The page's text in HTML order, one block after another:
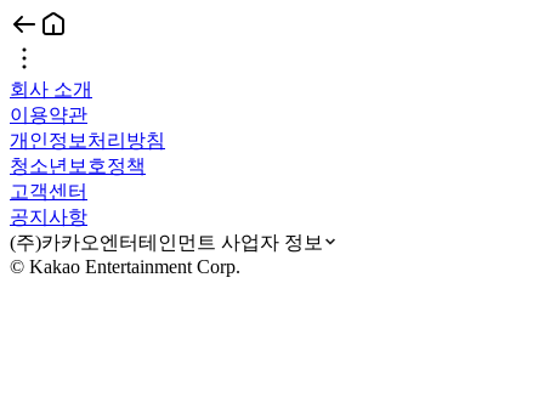
회사 소개
이용약관
개인정보처리방침
청소년보호정책
고객센터
공지사항
(주)카카오엔터테인먼트 사업자 정보
© Kakao Entertainment Corp.